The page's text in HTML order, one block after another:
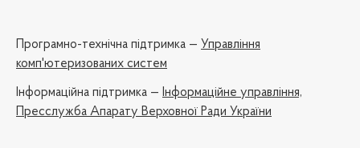
Програмно-технічна підтримка — Управління
комп'ютеризованих систем
Iнформаційна підтримка — Інформаційне управління,
Пресслужба Апарату Верховної Ради України